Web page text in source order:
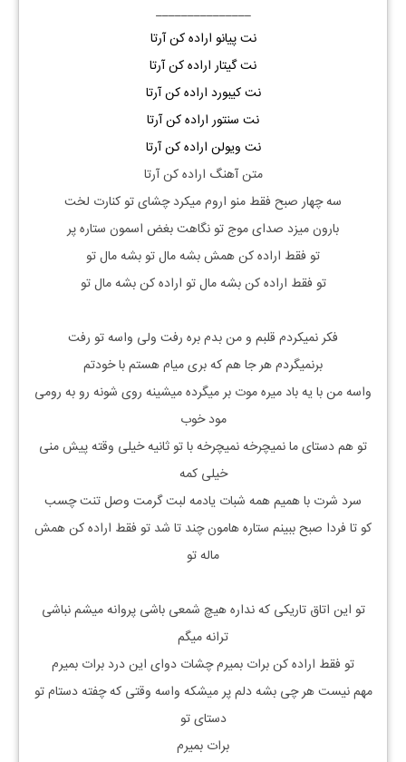
_______________
نت پیانو اراده کن آرتا
نت گیتار اراده کن آرتا
نت کیبورد اراده کن آرتا
نت سنتور اراده کن آرتا
نت ویولن اراده کن آرتا
متن آهنگ اراده کن آرتا
سه چهار صبح فقط منو اروم میکرد چشای تو کنارت لخت
بارون میزد صدای موج تو نگاهت بغض اسمون ستاره پر
تو فقط اراده کن همش بشه مال تو بشه مال تو
تو فقط اراده کن بشه مال تو اراده کن بشه مال تو
فکر نمیکردم قلبم و من بدم بره رفت ولی واسه تو رفت
برنمیگردم هر جا هم که بری میام هستم با خودتم
واسه من با یه باد میره موت بر میگرده میشینه روی شونه رو به رومی
مود خوب
تو هم دستای ما نمیچرخه نمیچرخه با تو ثانیه خیلی وقته پیش منی
خیلی کمه
سرد شرت با همیم همه شبات یادمه لبت گرمت وصل تنت چسب
کو تا فردا صبح ببینم ستاره هامون چند تا شد تو فقط اراده کن همش
ماله تو
تو این اتاق تاریکی که نداره هیچ شمعی باشی پروانه میشم نباشی
ترانه میگم
تو فقط اراده کن برات بمیرم چشات دوای این درد برات بمیرم
مهم نیست هر چی بشه دلم پر میشکه واسه وقتی که چفته دستام تو
دستای تو
برات بمیرم